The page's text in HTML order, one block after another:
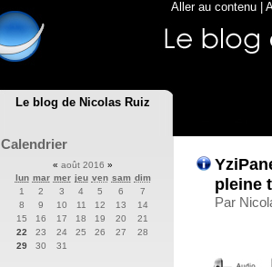
Le blog de Nicolas Ruiz
Aller au contenu
pleine
Par
Calendrier
« août 2016 »
lun mar mer jeu ven sam dim
1
2 3 4 5 6
7
8
9 10 11 12 13
14
15
16 17 18 19 20
21
22
23 24 25 26 27
28
29
30 31